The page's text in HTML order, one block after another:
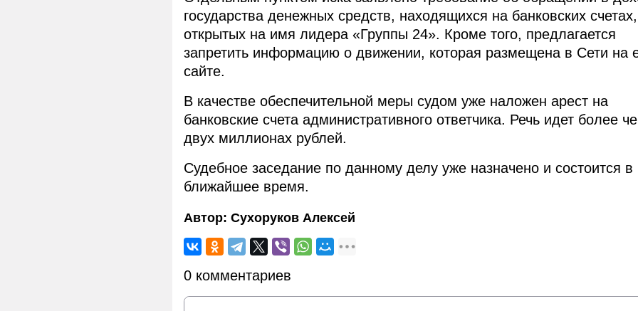
государства денежных средств, находящихся на банковских счетах,
открытых на имя лидера «Группы 24». Кроме того, предлагается
запретить информацию о движении, которая размещена в Сети на
сайте.
В качестве обеспечительной меры судом уже наложен арест на
банковские счета административного ответчика. Речь идет более
двух миллионах рублей.
Судебное заседание по данному делу уже назначено и состоится в
ближайшее время.
Автор: Сухоруков Алексей
0 комментариев